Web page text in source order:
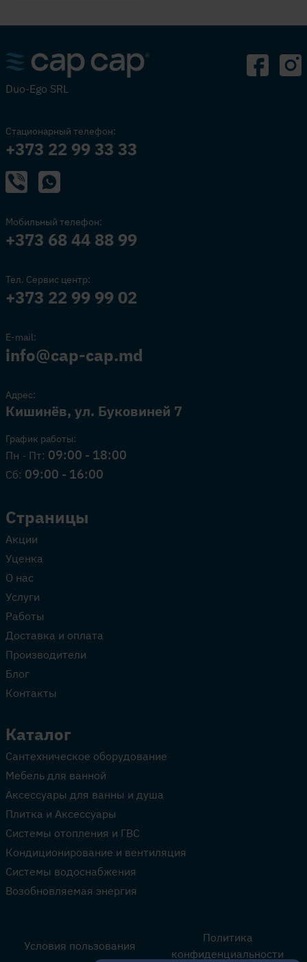
Duo-Ego SRL
Стационарный телефон:
+373 22 99 33 33
Мобильный телефон:
+373 68 44 88 99
Тел. Сервис центр:
+373 22 99 99 02
E-mail:
info@cap-cap.md
Адрес:
Кишинёв, ул. Буковиней 7
График работы:
Пн - Пт: 09:00 - 18:00
Сб: 09:00 - 16:00
Страницы
Акции
Уценка
О нас
Услуги
Работы
Доставка и оплата
Производители
Блог
Контакты
Каталог
Сантехническое оборудование
Мебель для ванной
Аксессуары для ванны и душа
Плитка и Аксессуары
Системы отопления и ГВС
Кондиционирование и вентиляция
Системы водоснабжения
Возобновляемая энергия
Условия пользования
Политика
конфиденциальности